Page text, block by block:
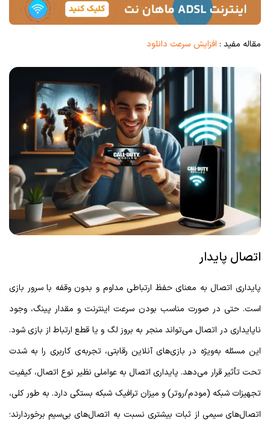
مقاله مفید : افزایش سرعت دانلود
اتصال پایدار
پایداری اتصال به معنای حفظ ارتباطی مداوم و بدون وقفه با سرور بازی
است. حتی در صورت مناسب بودن سرعت اینترنت و مقدار پینگ، وجود
ناپایداری در اتصال می‌تواند منجر به بروز لگ و یا قطع ارتباط از بازی شود.
این مسئله به‌ویژه در بازی‌های آنلاین رقابتی، تجربه‌ی کاربری را به شدت
تحت تأثیر قرار می‌دهد. پایداری اتصال به عواملی نظیر نوع اتصال، کیفیت
تجهیزات شبکه (مودم/روتر) و میزان ترافیک شبکه بستگی دارد. به طور کلی،
اتصال‌های سیمی از ثبات بیشتری نسبت به اتصال‌های بی‌سیم برخوردارند؛